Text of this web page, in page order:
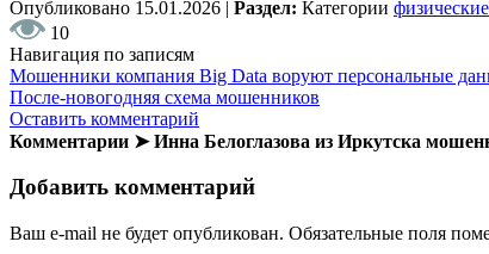
Опубликовано 15.01.2026 | Раздел: Категории
10
Навигация по записям
Мошенники компания Big Data воруют персональные
После-новогодняя схема мошенников
Оставить комментарий
Комментарии ➤ Инна Белоглазова из Иркутска
Добавить комментарий
Ваш e-mail не будет опубликован. Обязательные поля